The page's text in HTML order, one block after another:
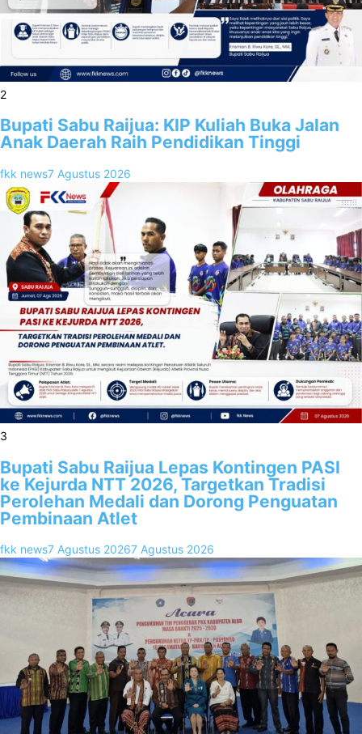
2
Bupati Sabu Raijua: KIP Kuliah Buka Jalan
Anak Daerah Raih Pendidikan Tinggi
fkk news7 Agustus 2026
3
Bupati Sabu Raijua Lepas Kontingen PASI
ke Kejurda NTT 2026, Targetkan Tradisi
Perolehan Medali dan Dorong Penguatan
Pembinaan Atlet
fkk news7 Agustus 20267 Agustus 2026